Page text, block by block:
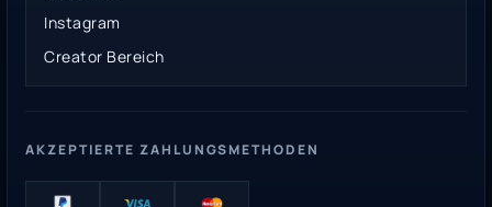
Instagram
Creator Bereich
AKZEPTIERTE ZAHLUNGSMETHODEN